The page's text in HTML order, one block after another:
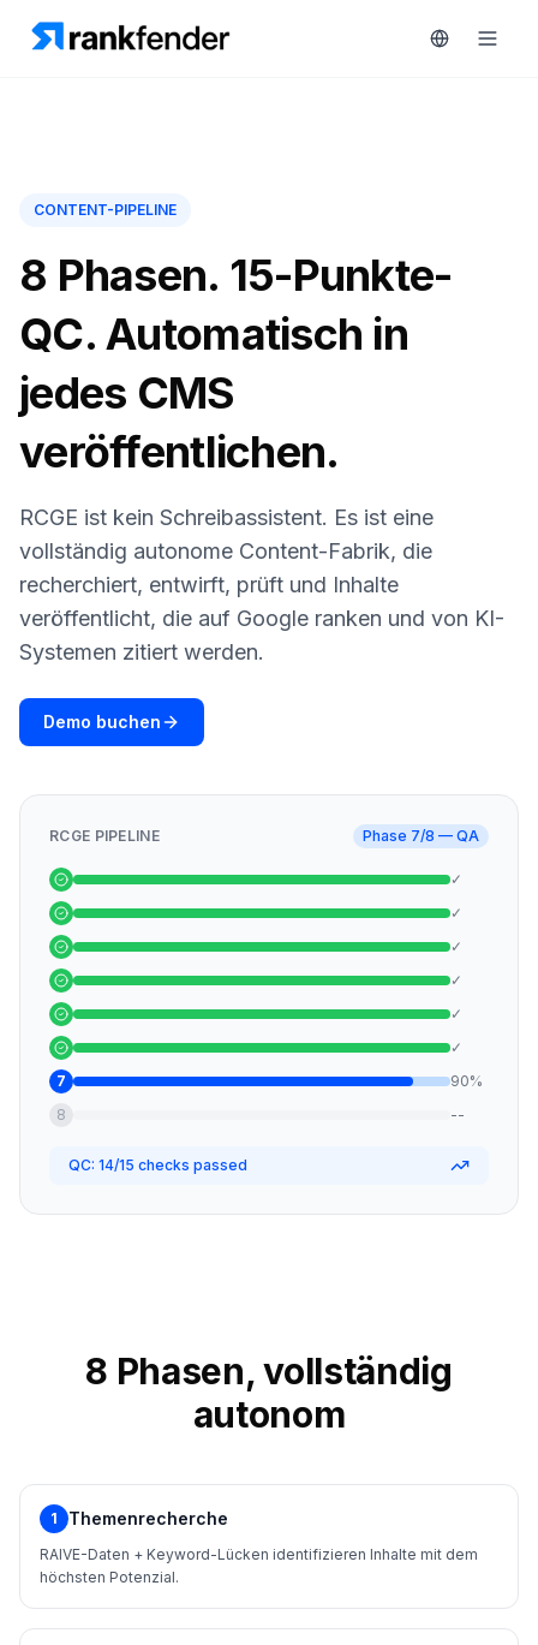
ÜBERWACHEN
RAIVE
Engine
Tracking
Intelligenz
Engine
Assistant
Integrationen
Berichte
Analysen
Lösungen
Kostenlose
Tools
Preise
Demo
buchen
CONTENT-PIPELINE
8 Phasen. 15-Punkte-
QC. Automatisch in
jedes CMS
veröffentlichen.
RCGE ist kein Schreibassistent. Es ist eine
vollständig autonome Content-Fabrik, die
recherchiert, entwirft, prüft und Inhalte
veröffentlicht, die auf Google ranken und von KI-
Systemen zitiert werden.
Demo buchen
RCGE PIPELINE Phase 7/8 — QA
✓
✓
✓
✓
✓
✓
7
90%
8
--
QC: 14/15 checks passed
8 Phasen, vollständig
autonom
1 Themenrecherche
RAIVE-Daten + Keyword-Lücken identifizieren Inhalte mit dem
höchsten Potenzial.